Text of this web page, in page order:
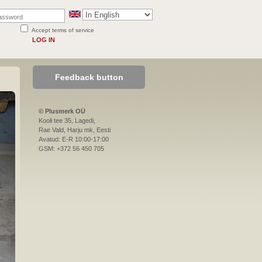
Accept terms of service
LOG IN
Feedback button
© Plusmerk OÜ
Kooli tee 35, Lagedi,
Rae Vald, Harju mk, Eesti
Avatud: E-R 10:00-17:00
GSM: +372 56 450 705